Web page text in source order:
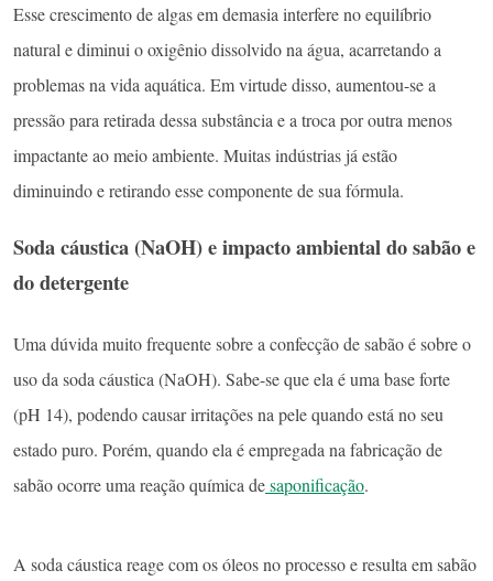
Esse crescimento de algas em demasia interfere no equilíbrio
natural e diminui o oxigênio dissolvido na água, acarretando a
problemas na vida aquática. Em virtude disso, aumentou-se a
pressão para retirada dessa substância e a troca por outra menos
impactante ao meio ambiente. Muitas indústrias já estão
diminuindo e retirando esse componente de sua fórmula.
Soda cáustica (NaOH)e impacto ambiental do sabão e
do detergente
Uma dúvida muito frequente sobre a confecção de sabão é sobre o
uso da soda cáustica (NaOH). Sabe-se que ela é uma base forte
(pH 14), podendo causar irritações na pele quando está no seu
estado puro. Porém, quando ela é empregada na fabricação de
sabão ocorre uma reação química desaponificação.
A soda cáustica reage com os óleos no processo e resulta em sabão